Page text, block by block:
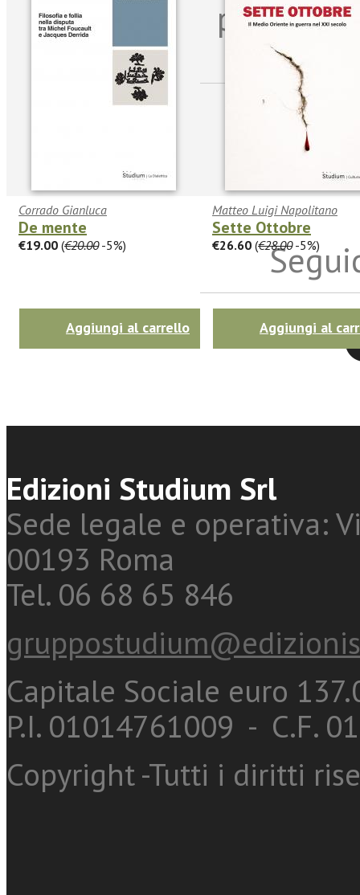
Corrado Gianluca
De mente
€19.00 (€20.00-5%)
Aggiungi al carrello
Matteo Luigi Napolitano
Sette Ottobre
€26.60 (€28.00-5%)
Aggiungi al
per
sulle
Edizioni Studium Srl
Sede legale e operativa:
00193 Roma
Tel. 06 68 65 846
Capitale Sociale euro
P.I. 01014761009 - C.F.
Copyright -Tutti i diritti